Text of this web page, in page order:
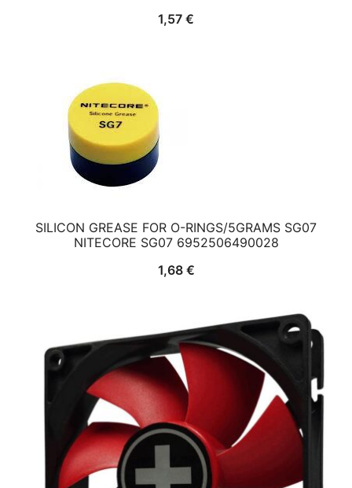
1,57 €
SILICON GREASE FOR O-RINGS/5GRAMS SG07
NITECORE SG07 6952506490028
1,68 €